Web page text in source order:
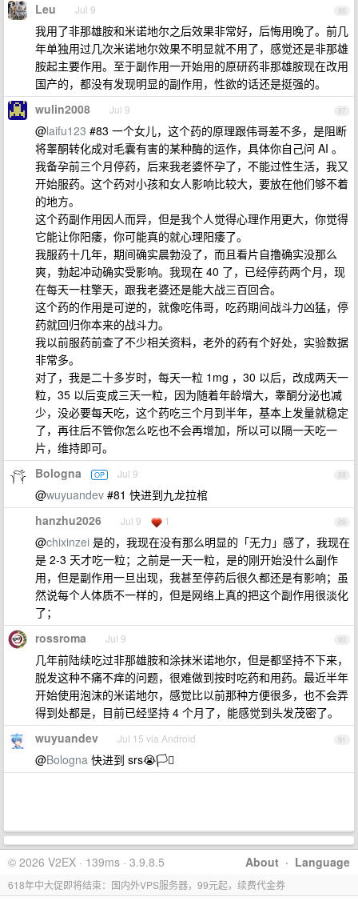
86
Leu Jul 9
我用了非那雄胺和米诺地尔之后效果非常好，后悔用晚了。前几
年单独用过几次米诺地尔效果不明显就不用了，感觉还是非那雄
胺起主要作用。至于副作用一开始用的原研药非那雄胺现在改用
国产的，都没有发现明显的副作用，性欲的话还是挺强的。
87
wulin2008 Jul 9
@laifu123 #83 一个女儿，这个药的原理跟伟哥差不多，是阻断
将睾酮转化成对毛囊有害的某种酶的运作，具体你自己问 AI 。
我备孕前三个月停药，后来我老婆怀孕了，不能过性生活，我又
开始服药。这个药对小孩和女人影响比较大，要放在他们够不着
的地方。
这个药副作用因人而异，但是我个人觉得心理作用更大，你觉得
它能让你阳痿，你可能真的就心理阳痿了。
我服药十几年，期间确实晨勃没了，而且看片自撸确实没那么
爽，勃起冲动确实受影响。我现在 40 了，已经停药两个月，现
在每天一柱擎天，跟我老婆还是能大战三百回合。
这个药的作用是可逆的，就像吃伟哥，吃药期间战斗力凶猛，停
药就回归你本来的战斗力。
我以前服药前查了不少相关资料，老外的药有个好处，实验数据
非常多。
对了，我是二十多岁时，每天一粒 1mg ，30 以后，改成两天一
粒，35 以后变成三天一粒，因为随着年龄增大，睾酮分泌也减
少，没必要每天吃，这个药吃三个月到半年，基本上发量就稳定
了，再往后不管你怎么吃也不会再增加，所以可以隔一天吃一
片，维持即可。
88
Bologna OP Jul 9
@wuyuandev #81 快进到九龙拉棺
89
hanzhu2026 Jul 9 1
@chixinzei 是的，我现在没有那么明显的「无力」感了，我现在
是 2-3 天才吃一粒；之前是一天一粒，是的刚开始没什么副作
用，但是副作用一旦出现，我甚至停药后很久都还是有影响；虽
然说每个人体质不一样的，但是网络上真的把这个副作用很淡化
了；
90
rossroma Jul 9
几年前陆续吃过非那雄胺和涂抹米诺地尔，但是都坚持不下来，
脱发这种不痛不痒的问题，很难做到按时吃药和用药。最近半年
开始使用泡沫的米诺地尔，感觉比以前那种方便很多，也不会弄
得到处都是，目前已经坚持 4 个月了，能感觉到头发茂密了。
91
wuyuandev Jul 15 via Android
@Bologna 快进到 srs😭🏳️‍⚧️
About · Language
© 2026 V2EX · 139ms · 3.9.8.5
618年中大促即将结束：国内外VPS服务器，99元起，续费代金券